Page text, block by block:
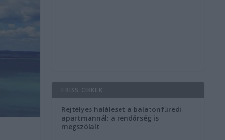
FRISS CIKKEK
Rejtélyes haláleset a balatonfüredi
apartmannál: a rendőrség is
megszólalt